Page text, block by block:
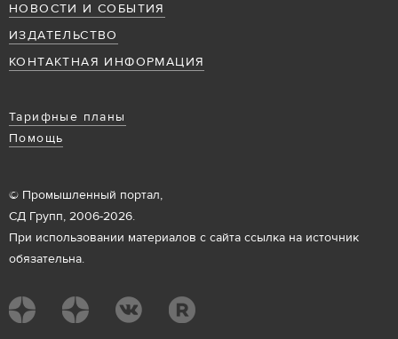
НОВОСТИ И СОБЫТИЯ
ИЗДАТЕЛЬСТВО
КОНТАКТНАЯ ИНФОРМАЦИЯ
Тарифные планы
Помощь
© Промышленный портал,
СД Групп, 2006-2026.
При использовании материалов с сайта ссылка на источник
обязательна.